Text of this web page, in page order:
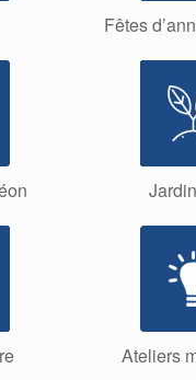
Fêtes
Ateliers